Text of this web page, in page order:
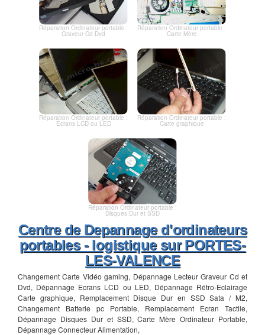
Réparation Ordinateur portable :
Graveur Cd Dvd
Réparation Ordinateur portable :
Carte Mère
Réparation Ordinateur portable :
Ecrans LCD ou LED
Réparation Ordinateur portable :
Carte graphique
Réparation Ordinateur portable :
Disques Dur et SSD
Centre de Depannage d'ordinateurs
portables - logistique sur PORTES-
LES-VALENCE
Changement Carte Vidéo gaming, Dépannage Lecteur Graveur Cd et
Dvd, Dépannage Ecrans LCD ou LED, Dépannage Rétro-Eclairage
Carte graphique, Remplacement Disque Dur en SSD Sata / M2,
Changement Batterie pc Portable, Remplacement Ecran Tactile,
Dépannage Disques Dur et SSD, Carte Mère Ordinateur Portable,
Dépannage Connecteur Alimentation,